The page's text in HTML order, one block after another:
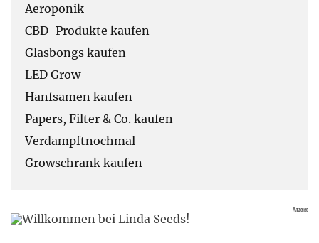
Aeroponik
CBD-Produkte kaufen
Glasbongs kaufen
LED Grow
Hanfsamen kaufen
Papers, Filter & Co. kaufen
Verdampftnochmal
Growschrank kaufen